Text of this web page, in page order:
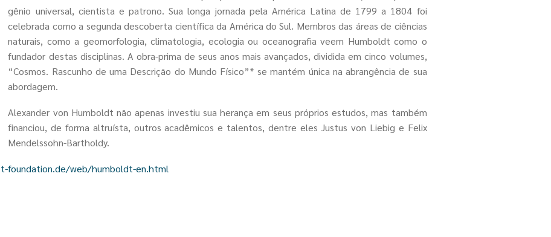
Deprecated function: Return type of
DatabaseStatementEmpty::valid() should either be compatible with
Iterator::valid(): bool, or the #[\ReturnTypeWillChange] attribute
should be used to temporarily suppress the notice inrequire_once()
Deprecated function: Return type of
DatabaseStatementEmpty::rewind() should either be compatible
gênio universal, cientista e patrono. Sua longa jornada pela América Latina de 1799 a 1804 foi
celebrada como a segunda descoberta científica da América do Sul. Membros das áreas de ciências
naturais, como a geomorfologia, climatologia, ecologia ou oceanografia veem Humboldt como o
fundador destas disciplinas. A obra-prima de seus anos mais avançados, dividida em cinco volumes,
“Cosmos. Rascunho de uma Descrição do Mundo Físico”* se mantém única na abrangência de sua
abordagem.
Alexander von Humboldt não apenas investiu sua herança em seus próprios estudos, mas também
financiou, de forma altruísta, outros acadêmicos e talentos, dentre eles Justus von Liebig e Felix
Mendelssohn-Bartholdy.
foundation.de/web/humboldt-en.html